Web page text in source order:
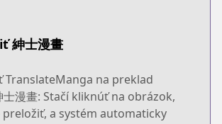
紳士漫畫
TranslateManga na preklad
漫畫: Stačí kliknúť na obrázok,
a systém automaticky